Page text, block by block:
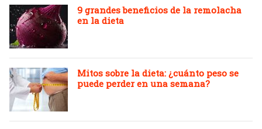
9 grandes beneficios de la remolacha
en la dieta
Mitos sobre la dieta: ¿cuánto peso se
puede perder en una semana?